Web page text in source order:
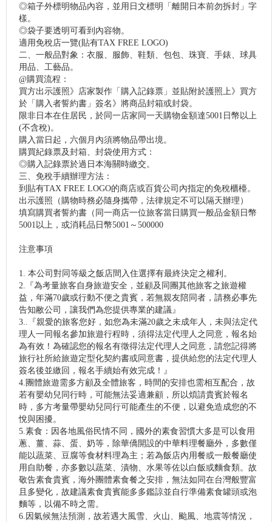
◎箱子外標明物品內容，並用日文標明「離開日本前勿拆封」字
樣。
◎袋子要透明可看到內容物。
適用免稅店一覽(貼有TAX FREE LOGO)
二、一般品對象：衣服、服飾、鞋類、包包、珠寶、手錶、球具
用品、工藝品。
@購買流程：
買方出示護照》店家製作「購入記錄票」並貼附於護照上》買方
於「購入者誓約書」簽名》將商品封箱或封袋。
限非日本在住居民，於同一店家同一天購物金額達5001日幣以上
(不含稅)。
購入當日起，六個月內須將物品帶出境。
購買紀錄票及封箱、封袋使用方式：
◎購入記錄票於過日本海關時繳交。
三、免稅手續辦理方法：
到貼有TAX FREE LOGO的商店或百貨公司內指定的免稅櫃檯。
出示護照（購物時務必隨身攜帶，法律規定不可以隔天辦理）
填寫購買者誓約書（同一商店一位旅客當日購買一般品金額日幣
5001以上，或消耗品日幣5001～500000
注意事項
1. 本公司對同等級之飯店間入住選擇有最終決定之權利。
2.『為考量旅客自身旅遊安全，並顧及同團其他旅客之旅遊權
益，年滿70歲或行動不便之貴賓，若無親友陪同者，請務必事先
告知敝公司，讓我們為您提供專業的建議』
3..『親愛的旅客您好，如您為未滿20歲之未成年人，未與法定代
理人一同報名參加旅遊行程時，須得法定代理人之同意，報名始
為有效！為確認您的報名有徵得法定代理人之同意，請您記得將
旅行社所給旅遊定型化契約書或同意書，提供給您的法定代理人
簽名後並繳回，報名手續始有效完成！』
4.團體旅遊需多方顧及全體旅客，時間的安排也需相互配合，故
若有嬰幼兒同行時，可能無法妥適兼顧，所以煩請貴賓於報名
時，多方考量帶嬰幼兒同行可能產生的不便，以避免造成您的不
悅與困擾。
5.素食：因各地風俗民情不同，國外的素食習慣大多是可以食用
蔥、薑、蒜、蛋、奶等，除華僑開設的中華料理餐廳外，多數僅
能以蔬菜、豆腐等食材料理為主；若為飯店內用餐或一般餐廳使
用自助餐，亦多數以蔬菜、漬物、水果等佐以白飯或麵食類。故
敬告素食貴賓，海外團體素食餐之安排，無法如同在台灣般豐富
且多變化，故建議素食貴賓能多多鑑諒並自行準備素食罐頭或泡
麵等，以備不時之需。
6.因氣候無法預測，故若遇大風雪、火山、颱風、地震等情況，